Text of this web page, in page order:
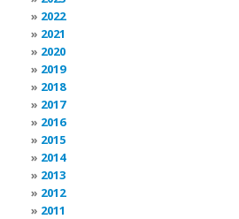
2022
2021
2020
2019
2018
2017
2016
2015
2014
2013
2012
2011